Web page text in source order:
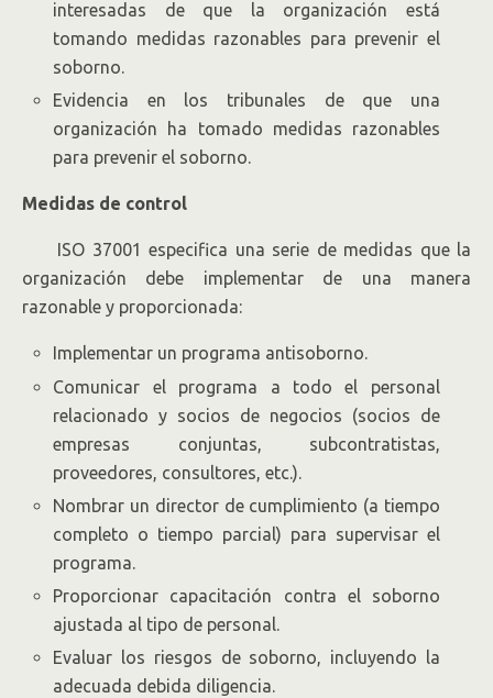
interesadas de que la organización está
tomando medidas razonables para prevenir el
soborno.
Evidencia en los tribunales de que una
organización ha tomado medidas razonables
para prevenir el soborno.
Medidas de control
ISO 37001 especifica una serie de medidas que la
organización debe implementar de una manera
razonable y proporcionada:
Implementar un programa antisoborno.
Comunicar el programa a todo el personal
relacionado y socios de negocios (socios de
empresas conjuntas, subcontratistas,
proveedores, consultores, etc.).
Nombrar un director de cumplimiento (a tiempo
completo o tiempo parcial) para supervisar el
programa.
Proporcionar capacitación contra el soborno
ajustada al tipo de personal.
Evaluar los riesgos de soborno, incluyendo la
adecuada debida diligencia.